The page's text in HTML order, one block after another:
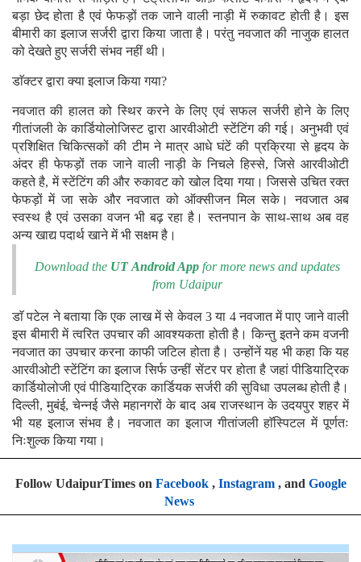
बड़ा छेद होता है एवं फेफड़ों तक जाने वाली नाड़ी में रुकावट होती है। इस
बीमारी का इलाज सर्जरी द्वारा किया जाता है। परंतु नवजात की नाजुक हालत
को देखते हुए सर्जरी संभव नहीं थी।
डाॅक्टर द्वारा क्या इलाज किया गया?
नवजात की हालत को स्थिर करने के लिए एवं सफल सर्जरी होने के लिए
गीतांजली के कार्डियोलोजिस्ट द्वारा आरवीओटी स्टेंटिंग की गई। अनुभवी एवं
प्रशिक्षित चिकित्सकों की टीम ने मात्र आधे घंटें की प्रक्रिया से हृदय के
अंदर ही फेफड़ों तक जाने वाली नाड़ी के निचले हिस्से, जिसे आरवीओटी
कहते है, में स्टेंटिंग की और रुकावट को खोल दिया गया। जिससे उचित रक्त
फेफड़ों में जा सके और नवजात को ऑक्सीजन मिल सके। नवजात अब
स्वस्थ है एवं उसका वजन भी बढ़ रहा है। स्तनपान के साथ-साथ अब वह
अन्य खाद्य पदार्थ खाने में भी सक्षम है।
Download the UT Android App for more news and updates
from Udaipur
डाॅ पटेल ने बताया कि एक लाख में से केवल 3 या 4 नवजात में पाए जाने वाली
इस बीमारी में त्वरित उपचार की आवश्यकता होती है। किन्तु इतने कम वजनी
नवजात का उपचार करना काफी जटिल होता है। उन्होंनें यह भी कहा कि यह
आरवीओटी स्टेंटिंग का इलाज सिर्फ उन्हीं सेंटर पर होता है जहां पीडियाट्रिक
कार्डियोलोजी एवं पीडियाट्रिक कार्डियक सर्जरी की सुविधा उपलब्ध होती है।
दिल्ली, मुबंई, चेन्नई जैसे महानगरों के बाद अब राजस्थान के उदयपुर शहर में
भी यह इलाज संभव है। नवजात का इलाज गीतांजली हाॅस्पिटल में पूर्णतः
निःशुल्क किया गया।
Follow UdaipurTimes on Facebook, Instagram, and Google
News